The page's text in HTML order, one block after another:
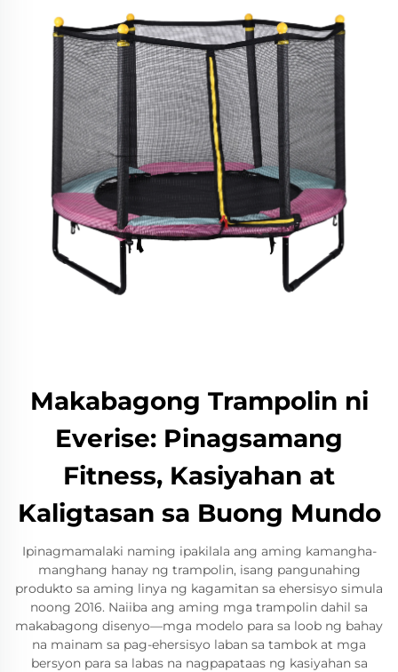
Makabagong Trampolin ni
Everise: Pinagsamang
Fitness, Kasiyahan at
Kaligtasan sa Buong Mundo
Ipinagmamalaki naming ipakilala ang aming kamangha-
manghang hanay ng trampolin, isang pangunahing
produkto sa aming linya ng kagamitan sa ehersisyo simula
noong 2016. Naiiba ang aming mga trampolin dahil sa
makabagong disenyo—mga modelo para sa loob ng bahay
na mainam sa pag-ehersisyo laban sa tambok at mga
bersyon para sa labas na nagpapataas ng kasiyahan sa